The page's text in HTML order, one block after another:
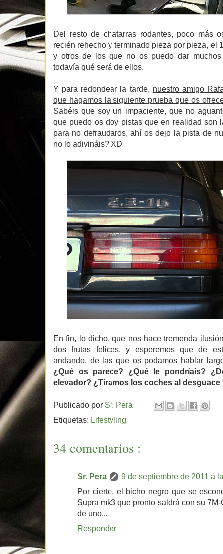
Del resto de chatarras rodantes, poco más
recién rehecho y terminado pieza por pieza, el
y otros de los que no os puedo dar
todavía qué será de ellos.
Y para redondear la tarde, nuestro amigo
que hagamos la siguiente prueba que os
Sabéis que soy un impaciente, que no
que puedo os doy pistas que en realidad son
para no defraudaros, ahí os dejo la pista de
no lo adivináis? XD
En fin, lo dicho, que nos hace tremenda
dos frutas felices, y esperemos que de
andando, de las que os podamos hablar
¿Qué os parece? ¿Qué le pondríais?
elevador? ¿Tiramos los coches al
Publicado por Sr. Pera
Etiquetas: Lifestyling
34 comentarios :
Sr. Pera
9 de septiembre de 2011 a
Por cierto, el bicho negro que se
Supra mk3 que pronto saldrá con su
de uno...
Responder